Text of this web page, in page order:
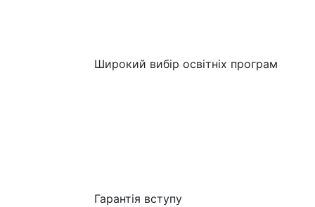
Широкий вибір освітніх програм
Гарантія вступу